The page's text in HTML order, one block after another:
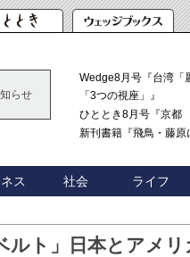
らせ
Wedge8月号『台湾「
「3つの視座」』
ひととき8月号『京都
新刊書籍『飛鳥・藤原
ス 社会 ライフ
ルト」日本とアメ